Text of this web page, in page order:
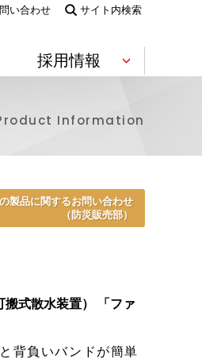
い合わせ サイト内検索
ス包装材
導電性部材
援製品
ル展開
ス一覧
採用情報
Information
製品に関するお問い合わせ
（防災販売部）
式散水装置） 「ファ
背負いバンドが簡単